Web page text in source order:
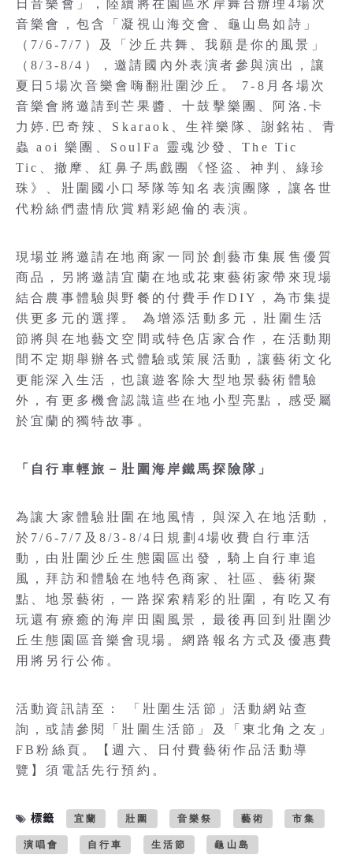
日音樂會」，陸續將在園區水岸舞台辦理4場次
音樂會，包含「凝視山海交會、龜山島如詩」
（7/6-7/7）及「沙丘共舞、我願是你的風景」
（8/3-8/4），邀請國內外表演者參與演出，讓
夏日5場次音樂會嗨翻壯圍沙丘。 7-8月各場次
音樂會將邀請到芒果醬、十鼓擊樂團、阿洛.卡
力婷.巴奇辣、Skaraok、生祥樂隊、謝銘祐、青
蟲 aoi 樂團、SoulFa 靈魂沙發、The Tic
Tic、撤摩、紅鼻子馬戲團《怪盜、神判、綠珍
珠》、壯圍國小口琴隊等知名表演團隊，讓各世
代粉絲們盡情欣賞精彩絕倫的表演。
現場並將邀請在地商家一同於創藝市集展售優質
商品，另將邀請宜蘭在地或花東藝術家帶來現場
結合農事體驗與野餐的付費手作DIY，為市集提
供更多元的選擇。 為增添活動多元，壯圍生活
節將與在地藝文空間或特色店家合作，在活動期
間不定期舉辦各式體驗或策展活動，讓藝術文化
更能深入生活，也讓遊客除大型地景藝術體驗
外，有更多機會認識這些在地小型亮點，感受屬
於宜蘭的獨特故事。
「自行車輕旅－壯圍海岸鐵馬探險隊」
為讓大家體驗壯圍在地風情，與深入在地活動，
於7/6-7/7及8/3-8/4日規劃4場收費自行車活
動，由壯圍沙丘生態園區出發，騎上自行車追
風，拜訪和體驗在地特色商家、社區、藝術聚
點、地景藝術，一路探索精彩的壯圍，有吃又有
玩還有療癒的海岸田園風景，最後再回到壯圍沙
丘生態園區音樂會現場。網路報名方式及優惠費
用將另行公佈。
活動資訊請至： 「壯圍生活節」活動網站查
詢，或請參閱「壯圍生活節」及「東北角之友」
FB粉絲頁。【週六、日付費藝術作品活動導
覽】須電話先行預約。
標籤 宜蘭 壯圍 音樂祭 藝術 市集
演唱會 自行車 生活節 龜山島